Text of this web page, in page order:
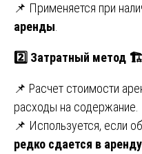
📌 Применяется при
аренды.
2️ Затратный метод 🏗
📌 Расчет стоимости
расходы на содержание.
📌 Используется, если
редко сдается в аренду